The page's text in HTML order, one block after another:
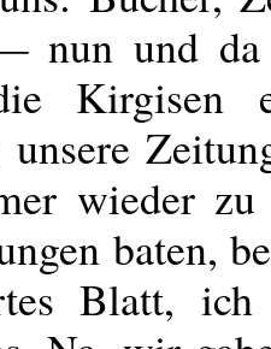
nun und
Kirgisen
wieder zu
baten,
Blatt,